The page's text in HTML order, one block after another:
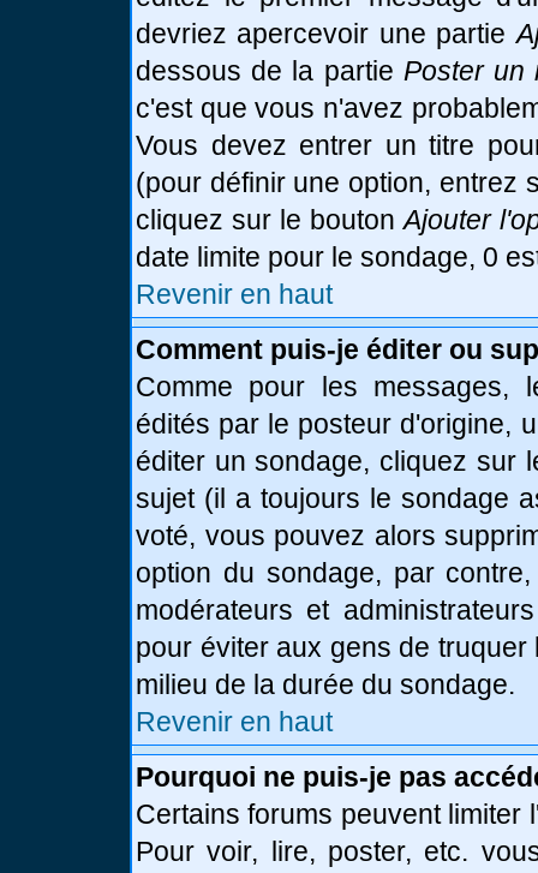
devriez apercevoir une partie
dessous de la partie Poster un
c'est que vous n'avez
Vous devez entrer un titre
(pour définir une option, entrez
cliquez sur le boutonAjouter
date limite pour le sondage, 0
Revenir en haut
Comment puis-je éditer ou
Comme pour les messages,
édités par le posteur d'origine,
éditer un sondage, cliquez sur
sujet (il a toujours le sondage
voté, vous pouvez alors
option du sondage, par
modérateurs et
pour éviter aux gens de
milieu de la durée du sondage.
Revenir en haut
Pourquoi ne puis-je pas
Certains forums peuvent limiter
Pour voir, lire, poster, etc.